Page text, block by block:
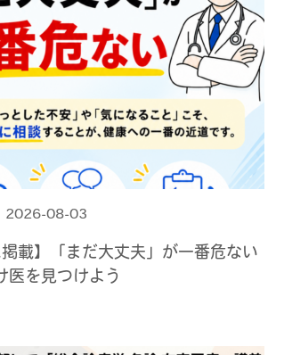
2026-08-03
掲載】「まだ大丈夫」が一番危ない
を見つけよう